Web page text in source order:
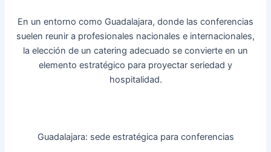
En un entorno como Guadalajara, donde las conferencias
suelen reunir a profesionales nacionales e internacionales,
la elección de un catering adecuado se convierte en un
elemento estratégico para proyectar seriedad y
hospitalidad.
Guadalajara: sede estratégica para conferencias